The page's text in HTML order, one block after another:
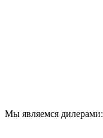
Мы являемся дилерами: